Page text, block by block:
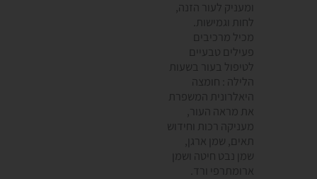
ומעניק לעור הזנה,
לחות וגמישות.
מכיל מרכיבים
פעילים טבעיים
לטיפול בעור בשעות
הלילה : חומצה
היאלרונית המשפרת
את מראה העור,
מעניקה רכות וחידוש
תאים, שמן ארגן,
שמן נבט חיטה ושמן
ארומתרפי ורד.